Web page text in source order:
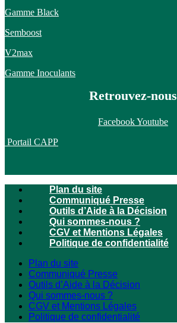
Gamme Black
Semboost
V2max
Gamme Inoculants
Retrouvez-nous
FacebookYoutube
Portail CAPP
Plan du site
Communiqué Presse
Outils d’Aide à la Décision
Qui sommes-nous ?
CGV et Mentions Légales
Politique de confidentialité
Plan du site
Communiqué Presse
Outils d’Aide à la Décision
Qui sommes-nous ?
CGV et Mentions Légales
Politique de confidentialité